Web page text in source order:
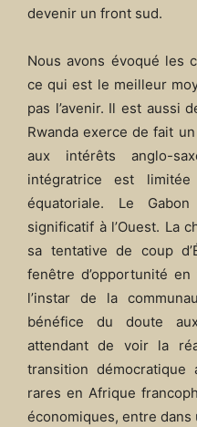
devenir un front sud.
Nous avons évoqué les
ce qui est le meilleur
pas l’avenir. Il est aussi
Rwanda exerce de fait
aux intérêts anglo-
intégratrice est
équatoriale. Le
significatif à l’Ouest. La
sa tentative de coup
fenêtre d’opportunité
l’instar de la
bénéfice du doute
attendant de voir la
transition démocratique
rares en Afrique
économiques, entre